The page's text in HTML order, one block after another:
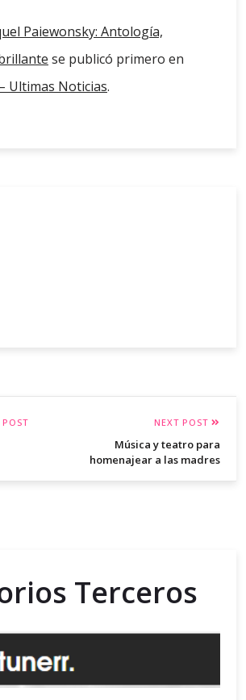
Paiewonsky: Antología,
se publicó primero en
Ultimas Noticias.
NEXT POST
Música y teatro para
homenajear a las madres
Terceros